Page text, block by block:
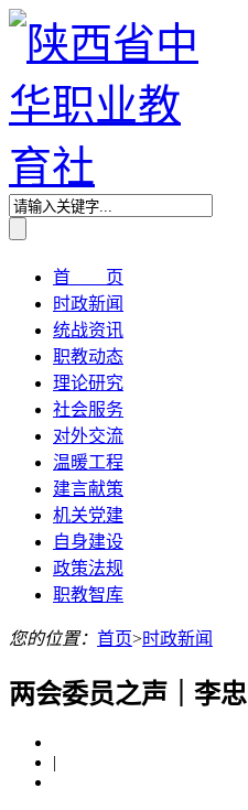
首 页
时政新闻
统战资讯
职教动态
理论研究
社会服务
对外交流
温暖工程
建言献策
机关党建
自身建设
政策法规
职教智库
您的位置： 首页>时政新闻
两会委员之声｜李
|